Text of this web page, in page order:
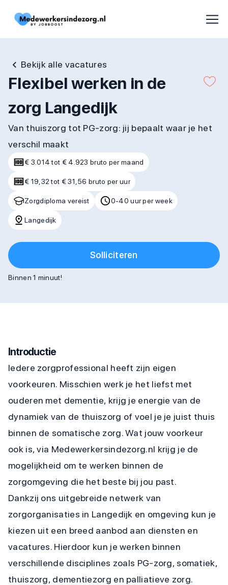
Bekijk alle vacatures
Flexibel werken in de
zorg Langedijk
Van thuiszorg tot PG-zorg: jij bepaalt waar je het
verschil maakt
€ 3.014 tot € 4.923 bruto per maand
€ 19,32 tot € 31,56 bruto per uur
Zorgdiploma vereist 0-40 uur per week
Langedijk
Solliciteren
Binnen 1 minuut!
Introductie
Iedere zorgprofessional heeft zijn eigen
voorkeuren. Misschien werk je het liefst met
ouderen met dementie, krijg je energie van de
dynamiek van de thuiszorg of voel je je juist thuis
binnen de somatische zorg. Wat jouw voorkeur
ook is, via Medewerkersindezorg.nl krijg je de
mogelijkheid om te werken binnen de
zorgomgeving die het beste bij jou past.
Dankzij ons uitgebreide netwerk van
zorgorganisaties in Langedijk en omgeving kun je
kiezen uit een breed aanbod aan diensten en
vacatures. Hierdoor kun je werken binnen
verschillende disciplines zoals PG-zorg, somatiek,
thuiszorg, dementiezorg en palliatieve zorg.